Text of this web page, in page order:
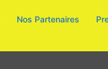
Nos Partenaires